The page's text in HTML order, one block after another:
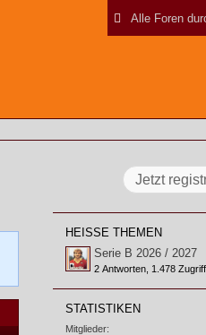
Jetzt
HEISSE THEMEN
Serie B 2026 / 2027
2 Antworten, 1.478
STATISTIKEN
Mitglieder